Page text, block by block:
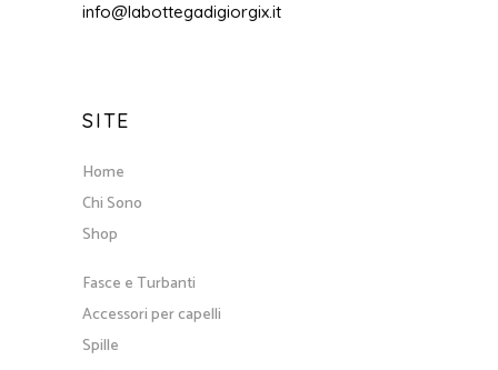
info@labottegadigiorgix.it
SITE
Home
Chi Sono
Shop
Fasce e Turbanti
Accessori per capelli
Spille